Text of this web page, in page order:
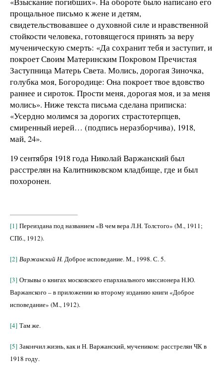
прощальное письмо к жене и детям,
свидетельствовавшее о духовной силе и нравственной
стойкости человека, готовящегося принять за веру
мученическую смерть: «Да сохранит тебя и заступит, и
покроет Своим Материнским Покровом Пречистая
Заступница Матерь Света. Молись, дорогая Зиночка,
голубка моя, Богородице: Она покроет твое вдовство
раннее и сироток. Прости меня, дорогая моя, и за меня
молись». Ниже текста письма сделана приписка:
«Усердно молимся за дорогих страстотерпцев,
смиренный иерей… (подпись неразборчива), 1918,
май, 24».
19 сентября 1918 года Николай Варжанский был
расстрелян на Калитниковском кладбище, где и был
похоронен.
[1] Переиздана под названием «В чем вера Л.Н. Толстого» (М., 1911;
СПб., 1912).
[2] Варжанский Н. Доброе исповедание. М., 1998. С. 5.
[3] Отзывы о книгах московского епархиального миссионера Н.Ю.
Варжанского – в приложении ко второму изданию книги «Доброе
исповедание» (М., 1912).
[4] Там же.
[5] Закончил жизнь, как и Н. Варжанский, мучеником: расстрелян ЧК в
1918 году.